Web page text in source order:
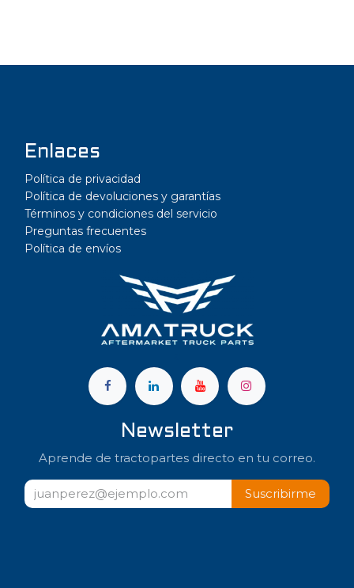
Enlaces
Política de privacidad
Política de devoluciones y garantías
Términos y condiciones del servicio
Preguntas frecuentes
Política de envíos
Newsletter
Aprende de tractopartes directo en tu correo.
Suscribir​​me